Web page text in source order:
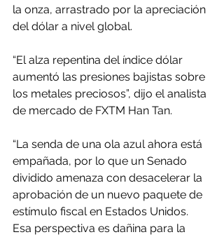
la onza, arrastrado por la apreciación
del dólar a nivel global.
“El alza repentina del índice dólar
aumentó las presiones bajistas sobre
los metales preciosos”, dijo el analista
de mercado de FXTM Han Tan.
“La senda de una ola azul ahora está
empañada, por lo que un Senado
dividido amenaza con desacelerar la
aprobación de un nuevo paquete de
estímulo fiscal en Estados Unidos.
Esa perspectiva es dañina para la